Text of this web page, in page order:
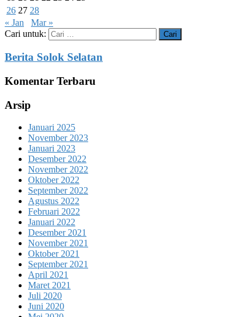
26 27 28
« Jan
Mar »
Cari untuk:
Berita Solok Selatan
Komentar Terbaru
Arsip
Januari 2025
November 2023
Januari 2023
Desember 2022
November 2022
Oktober 2022
September 2022
Agustus 2022
Februari 2022
Januari 2022
Desember 2021
November 2021
Oktober 2021
September 2021
April 2021
Maret 2021
Juli 2020
Juni 2020